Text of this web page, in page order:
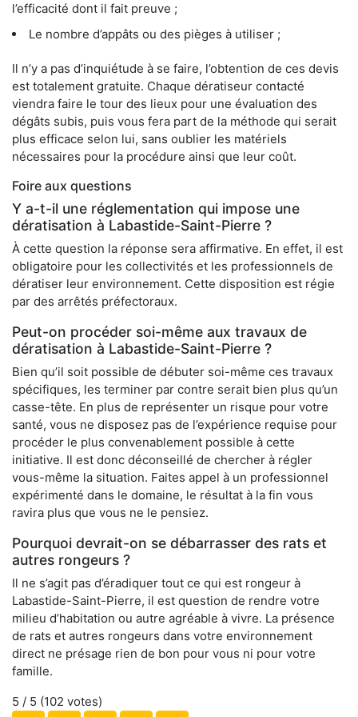
l’efficacité dont il fait preuve ;
Le nombre d’appâts ou des pièges à utiliser ;
Il n’y a pas d’inquiétude à se faire, l’obtention de ces devis
est totalement gratuite. Chaque dératiseur contacté
viendra faire le tour des lieux pour une évaluation des
dégâts subis, puis vous fera part de la méthode qui serait
plus efficace selon lui, sans oublier les matériels
nécessaires pour la procédure ainsi que leur coût.
Foire aux questions
Y a-t-il une réglementation qui impose une
dératisation à Labastide-Saint-Pierre ?
À cette question la réponse sera affirmative. En effet, il est
obligatoire pour les collectivités et les professionnels de
dératiser leur environnement. Cette disposition est régie
par des arrêtés préfectoraux.
Peut-on procéder soi-même aux travaux de
dératisation à Labastide-Saint-Pierre ?
Bien qu’il soit possible de débuter soi-même ces travaux
spécifiques, les terminer par contre serait bien plus qu’un
casse-tête. En plus de représenter un risque pour votre
santé, vous ne disposez pas de l’expérience requise pour
procéder le plus convenablement possible à cette
initiative. Il est donc déconseillé de chercher à régler
vous-même la situation. Faites appel à un professionnel
expérimenté dans le domaine, le résultat à la fin vous
ravira plus que vous ne le pensiez.
Pourquoi devrait-on se débarrasser des rats et
autres rongeurs ?
Il ne s’agit pas d’éradiquer tout ce qui est rongeur à
Labastide-Saint-Pierre, il est question de rendre votre
milieu d’habitation ou autre agréable à vivre. La présence
de rats et autres rongeurs dans votre environnement
direct ne présage rien de bon pour vous ni pour votre
famille.
5 / 5 (102 votes)